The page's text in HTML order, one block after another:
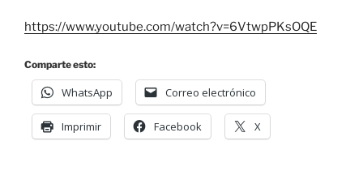
https://www.youtube.com/watch?v=6VtwpPKsOQE
Comparte esto:
WhatsApp Correo electrónico
Imprimir Facebook X